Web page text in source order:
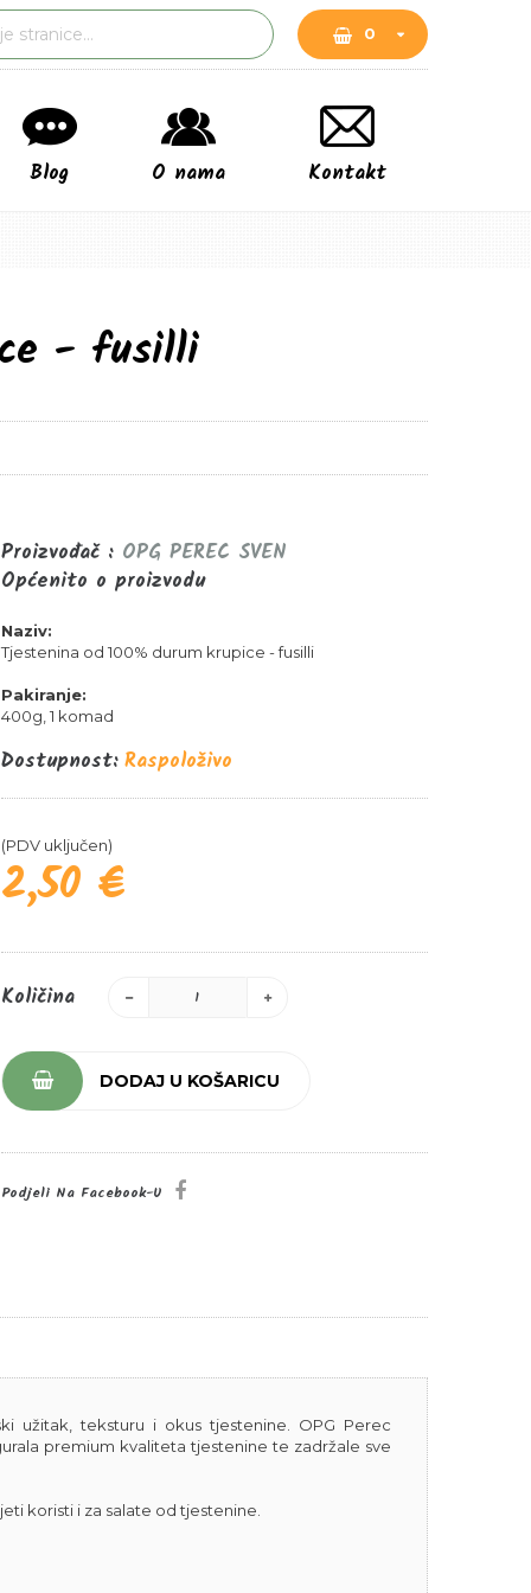
0
0
Blog O nama Kontakt
- fusilli
Proizvođač : OPG PEREC SVEN
Općenito o proizvodu
Naziv:
Tjestenina od 100% durum krupice - fusilli
Pakiranje:
400g, 1 komad
Dostupnost:Raspoloživo
(PDV uključen)
2,50 €
Količina
DODAJ U KOŠARICU
Podjeli Na Facebook-U
užitak, teksturu i okus tjestenine. OPG Perec
premium kvaliteta tjestenine te zadržale sve
koristi i za salate od tjestenine.